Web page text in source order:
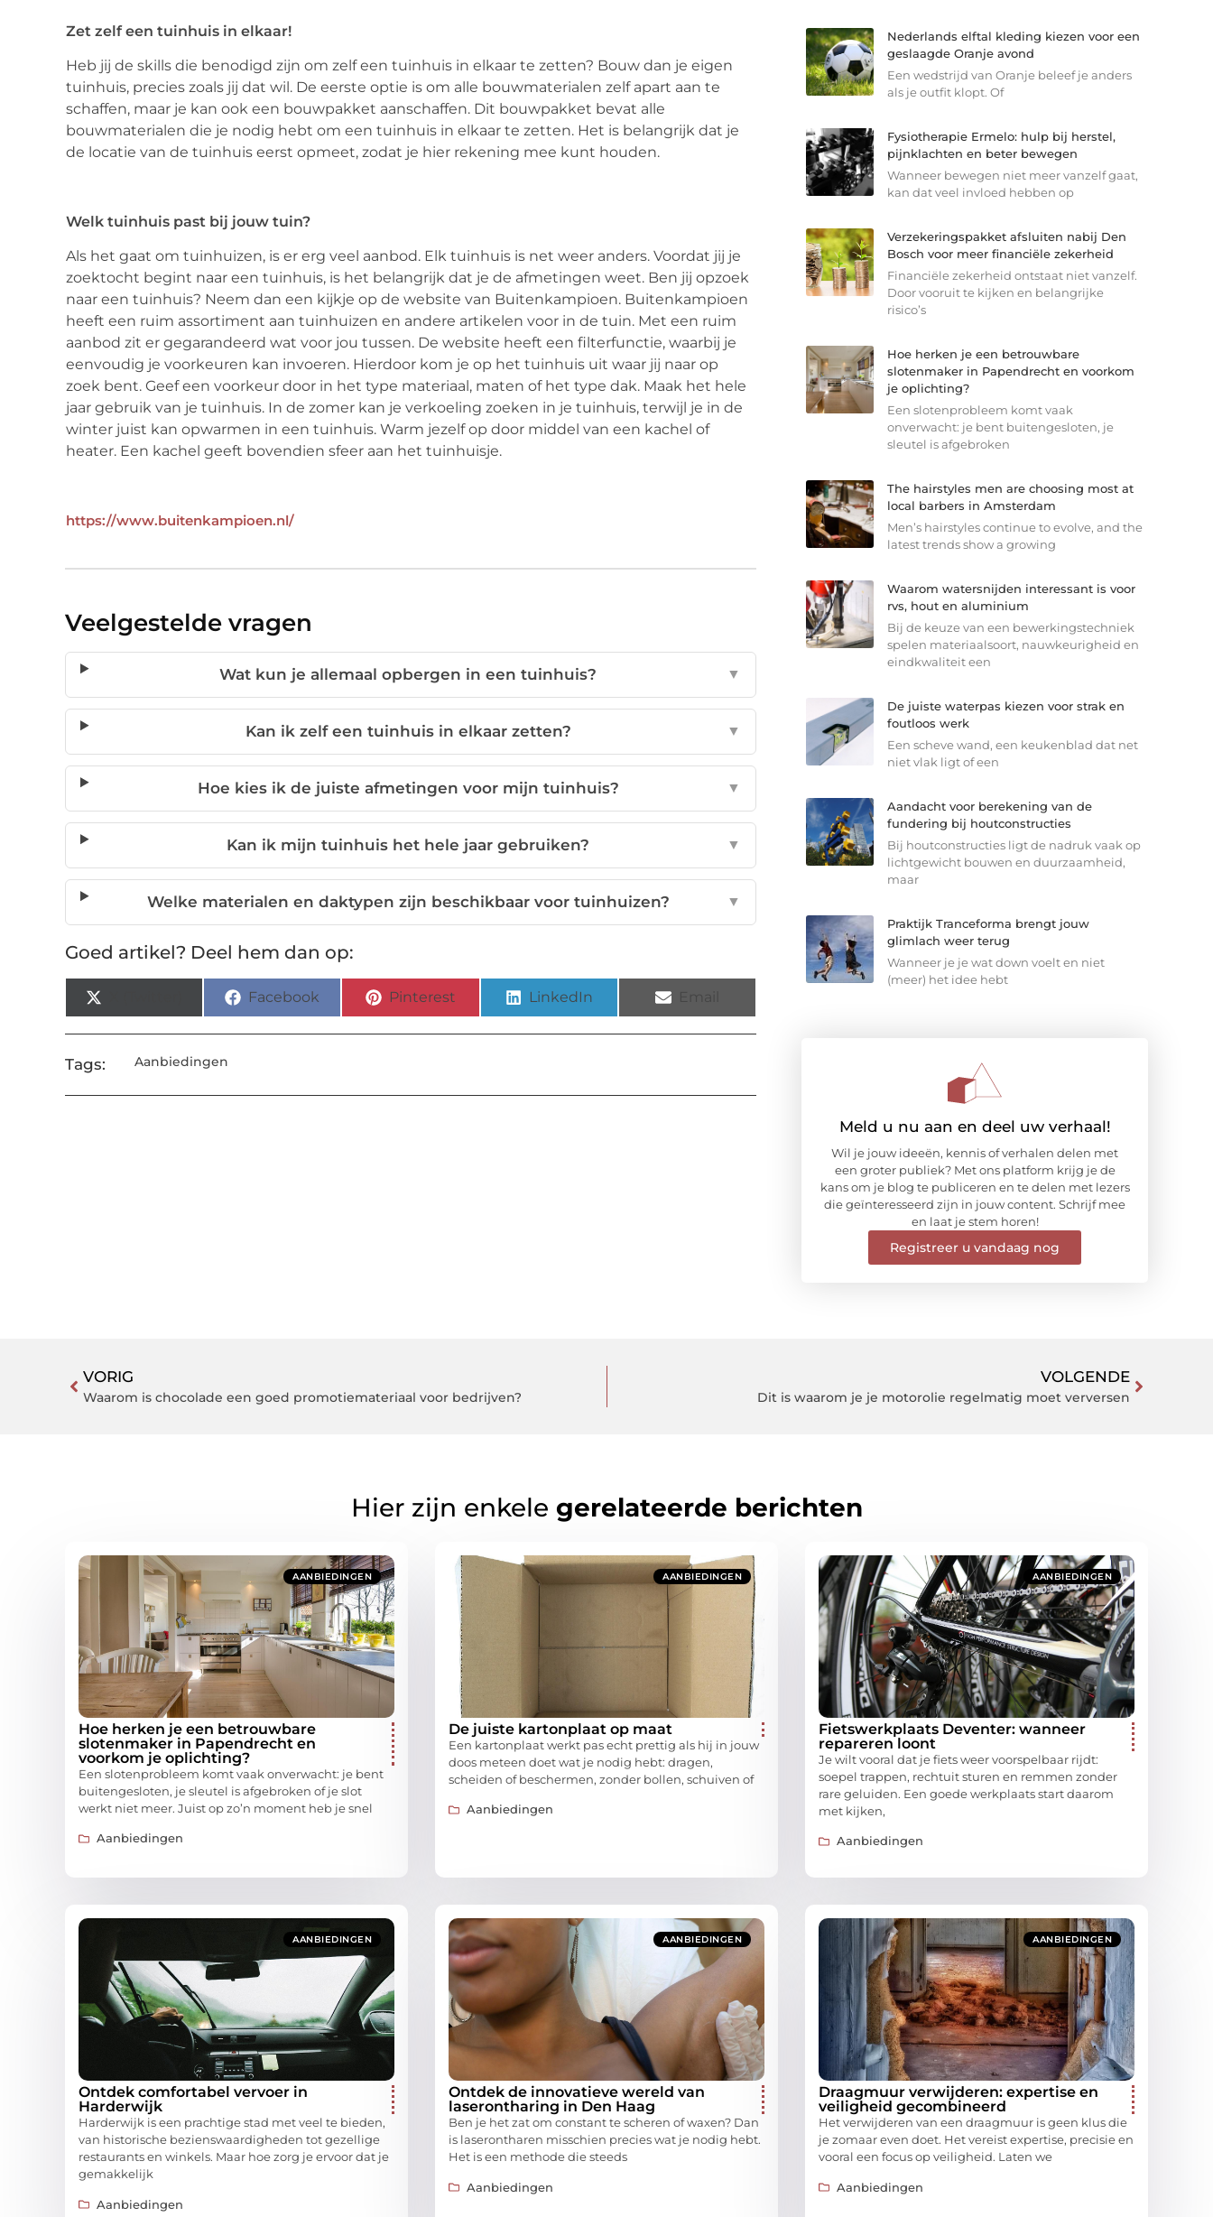
Zet zelf een tuinhuis in elkaar!
Heb jij de skills die benodigd zijn om zelf een tuinhuis in elkaar te zetten? Bouw dan je eigen
tuinhuis, precies zoals jij dat wil. De eerste optie is om alle bouwmaterialen zelf apart aan te
schaffen, maar je kan ook een bouwpakket aanschaffen. Dit bouwpakket bevat alle
bouwmaterialen die je nodig hebt om een tuinhuis in elkaar te zetten. Het is belangrijk dat je
de locatie van de tuinhuis eerst opmeet, zodat je hier rekening mee kunt houden.
Welk tuinhuis past bij jouw tuin?
Als het gaat om tuinhuizen, is er erg veel aanbod. Elk tuinhuis is net weer anders. Voordat jij je
zoektocht begint naar een tuinhuis, is het belangrijk dat je de afmetingen weet. Ben jij opzoek
naar een tuinhuis? Neem dan een kijkje op de website van Buitenkampioen. Buitenkampioen
heeft een ruim assortiment aan tuinhuizen en andere artikelen voor in de tuin. Met een ruim
aanbod zit er gegarandeerd wat voor jou tussen. De website heeft een filterfunctie, waarbij je
eenvoudig je voorkeuren kan invoeren. Hierdoor kom je op het tuinhuis uit waar jij naar op
zoek bent. Geef een voorkeur door in het type materiaal, maten of het type dak. Maak het hele
jaar gebruik van je tuinhuis. In de zomer kan je verkoeling zoeken in je tuinhuis, terwijl je in de
winter juist kan opwarmen in een tuinhuis. Warm jezelf op door middel van een kachel of
heater. Een kachel geeft bovendien sfeer aan het tuinhuisje.
https://www.buitenkampioen.nl/
Veelgestelde vragen
Wat kun je allemaal opbergen in een tuinhuis? ▼
Kan ik zelf een tuinhuis in elkaar zetten? ▼
Hoe kies ik de juiste afmetingen voor mijn tuinhuis? ▼
Kan ik mijn tuinhuis het hele jaar gebruiken? ▼
Welke materialen en daktypen zijn beschikbaar voor tuinhuizen? ▼
Goed artikel? Deel hem dan op:
Facebook Pinterest LinkedIn
Tags: Aanbiedingen
Nederlands elftal kleding kiezen voor een
geslaagde Oranje avond
Een wedstrijd van Oranje beleef je anders
als je outfit klopt. Of
Fysiotherapie Ermelo: hulp bij herstel,
pijnklachten en beter bewegen
Wanneer bewegen niet meer vanzelf gaat,
kan dat veel invloed hebben op
Verzekeringspakket afsluiten nabij Den
Bosch voor meer financiële zekerheid
Financiële zekerheid ontstaat niet vanzelf.
Door vooruit te kijken en belangrijke
risico’s
Hoe herken je een betrouwbare
slotenmaker in Papendrecht en voorkom
je oplichting?
Een slotenprobleem komt vaak
onverwacht: je bent buitengesloten, je
sleutel is afgebroken
The hairstyles men are choosing most at
local barbers in Amsterdam
Men’s hairstyles continue to evolve, and the
latest trends show a growing
Waarom watersnijden interessant is voor
rvs, hout en aluminium
Bij de keuze van een bewerkingstechniek
spelen materiaalsoort, nauwkeurigheid en
eindkwaliteit een
De juiste waterpas kiezen voor strak en
foutloos werk
Een scheve wand, een keukenblad dat net
niet vlak ligt of een
Aandacht voor berekening van de
fundering bij houtconstructies
Bij houtconstructies ligt de nadruk vaak op
lichtgewicht bouwen en duurzaamheid,
maar
Praktijk Tranceforma brengt jouw
glimlach weer terug
Wanneer je je wat down voelt en niet
(meer) het idee hebt
Meld u nu aan en deel uw verhaal!
Wil je jouw ideeën, kennis of verhalen delen met
een groter publiek? Met ons platform krijg je de
kans om je blog te publiceren en te delen met lezers
die geïnteresseerd zijn in jouw content. Schrijf mee
en laat je stem horen!
Registreer u vandaag nog
VORIG
Waarom is chocolade een goed promotiemateriaal voor bedrijven?
VOLGENDE
Dit is waarom je je motorolie regelmatig moet verversen
Hier zijn enkele gerelateerde berichten
AANBIEDINGEN
Hoe herken je een betrouwbare
slotenmaker in Papendrecht en
voorkom je oplichting?
Een slotenprobleem komt vaak onverwacht: je bent
buitengesloten, je sleutel is afgebroken of je slot
werkt niet meer. Juist op zo’n moment heb je snel
Aanbiedingen
AANBIEDINGEN
De juiste kartonplaat op maat
Een kartonplaat werkt pas echt prettig als hij in jouw
doos meteen doet wat je nodig hebt: dragen,
scheiden of beschermen, zonder bollen, schuiven of
Aanbiedingen
AANBIEDINGEN
Fietswerkplaats Deventer: wanneer
repareren loont
Je wilt vooral dat je fiets weer voorspelbaar rijdt:
soepel trappen, rechtuit sturen en remmen zonder
rare geluiden. Een goede werkplaats start daarom
met kijken,
Aanbiedingen
AANBIEDINGEN
Ontdek comfortabel vervoer in
Harderwijk
Harderwijk is een prachtige stad met veel te bieden,
van historische bezienswaardigheden tot gezellige
restaurants en winkels. Maar hoe zorg je ervoor dat je
gemakkelijk
Aanbiedingen
AANBIEDINGEN
Ontdek de innovatieve wereld van
laserontharing in Den Haag
Ben je het zat om constant te scheren of waxen? Dan
is laserontharen misschien precies wat je nodig hebt.
Het is een methode die steeds
Aanbiedingen
AANBIEDINGEN
Draagmuur verwijderen: expertise en
veiligheid gecombineerd
Het verwijderen van een draagmuur is geen klus die
je zomaar even doet. Het vereist expertise, precisie en
vooral een focus op veiligheid. Laten we
Aanbiedingen